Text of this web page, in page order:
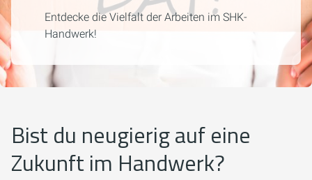
Entdecke die Vielfalt der Arbeiten im SHK-
Handwerk!
Bist du neugierig auf eine
Zukunft im Handwerk?